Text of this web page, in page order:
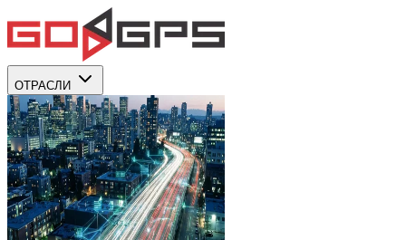
ОТРАСЛИ